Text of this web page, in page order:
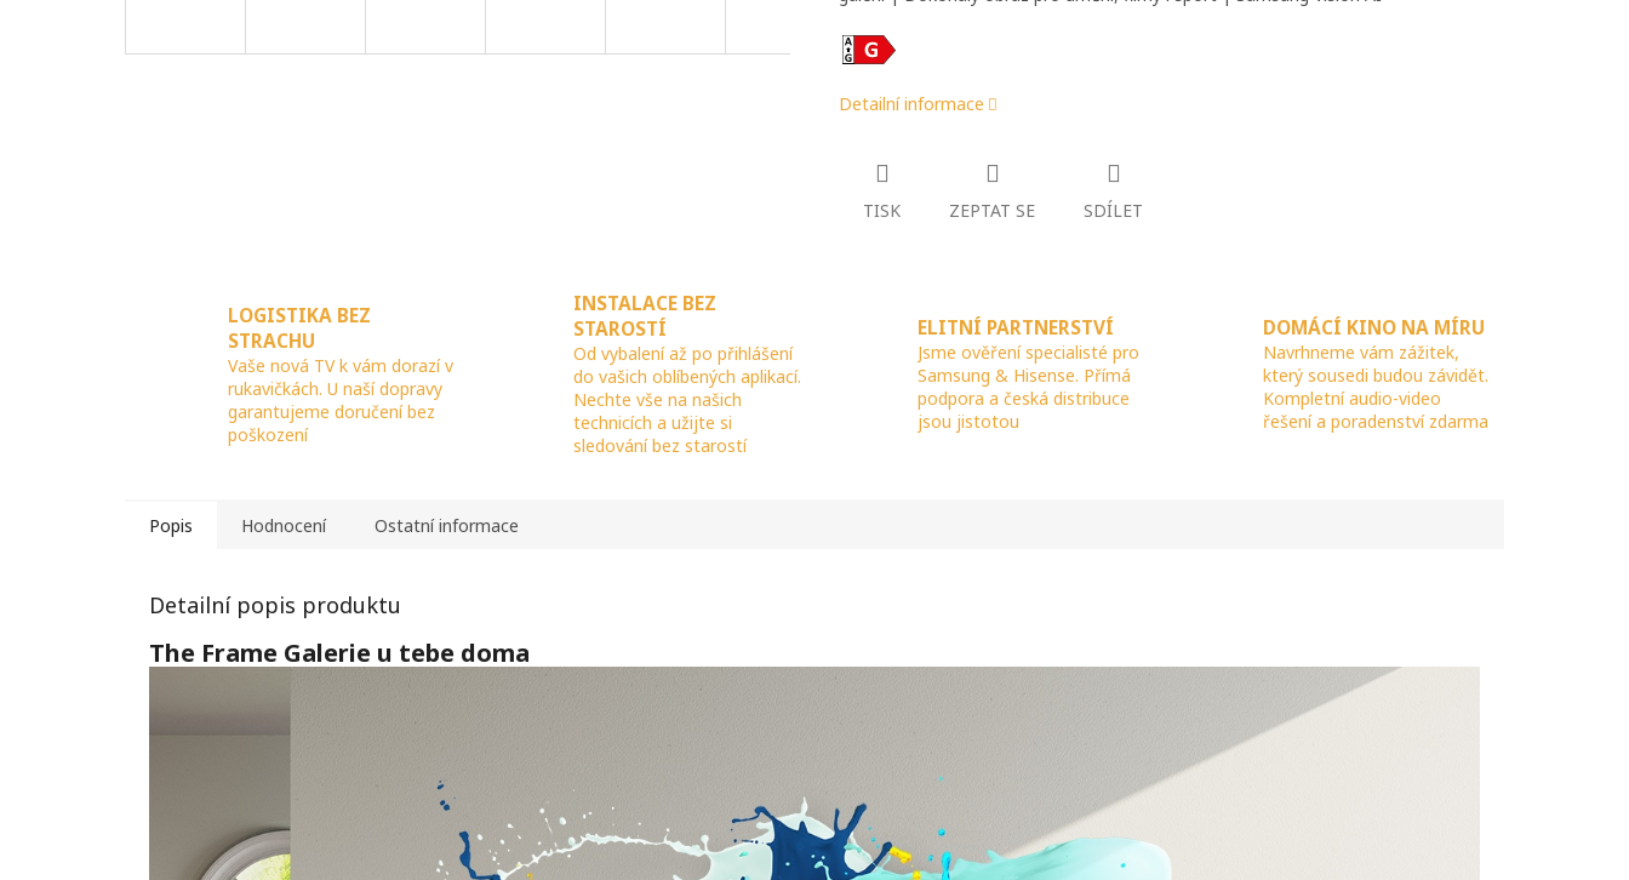
Detailní informace
TISK ZEPTAT SE SDÍLET
LOGISTIKA BEZ
STRACHU
Vaše nová TV k vám dorazí v
rukavičkách. U naší dopravy
garantujeme doručení bez
poškození
INSTALACE BEZ
STAROSTÍ
Od vybalení až po přihlášení
do vašich oblíbených aplikací.
Nechte vše na našich
technicích a užijte si
sledování bez starostí
ELITNÍ PARTNERSTVÍ
Jsme ověření specialisté pro
Samsung & Hisense. Přímá
podpora a česká distribuce
jsou jistotou
DOMÁCÍ KINO NA MÍRU
Navrhneme vám zážitek,
který sousedi budou závidět.
Kompletní audio-video
řešení a poradenství zdarma
Popis Hodnocení Ostatní informace
Detailní popis produktu
The Frame Galerie u tebe doma